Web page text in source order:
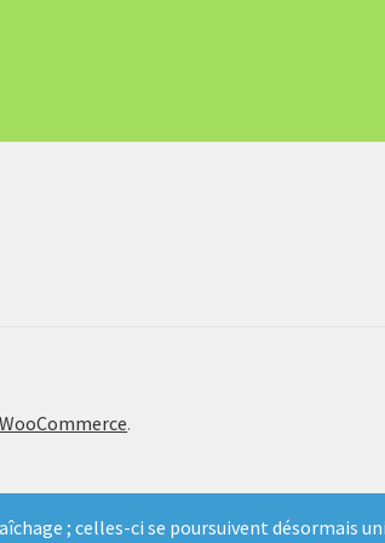
; celles-ci se poursuivent désormais
.